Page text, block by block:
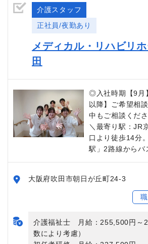
介護スタッフ
正社員/夜勤あり
メディカル・リハビリ
田
◎入社時期【9月
以降】ご希望相
中もご相談くださ
＼最寄り駅：JR
口より徒歩14分
駅」2路線からバ
大阪府吹田市朝日が丘町24-3
介護福祉士 月給：255,500円～
数により考慮）